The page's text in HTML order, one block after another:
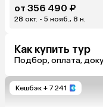
от 356 490 ₽
28 окт. - 5 нояб., 8 н.
Как купить тур
Подбор, оплата,
Кешбэк + 7 241